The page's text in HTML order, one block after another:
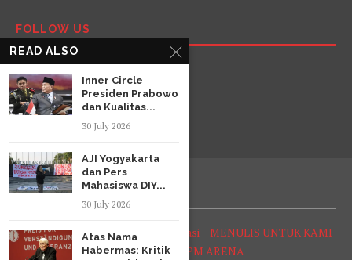
FOLLOW US
Facebook
TwitterInstagramYouTube
Tentang Arena Struktur Organisasi
MENULIS UNTUK KAMI
SOP Reporter LPM ARENA
READ ALSO
Inner Circle
Presiden Prabowo
dan Kualitas...
30 July 2026
AJI Yogyakarta
dan Pers
Mahasiswa DIY...
30 July 2026
Atas Nama
Habermas: Kritik